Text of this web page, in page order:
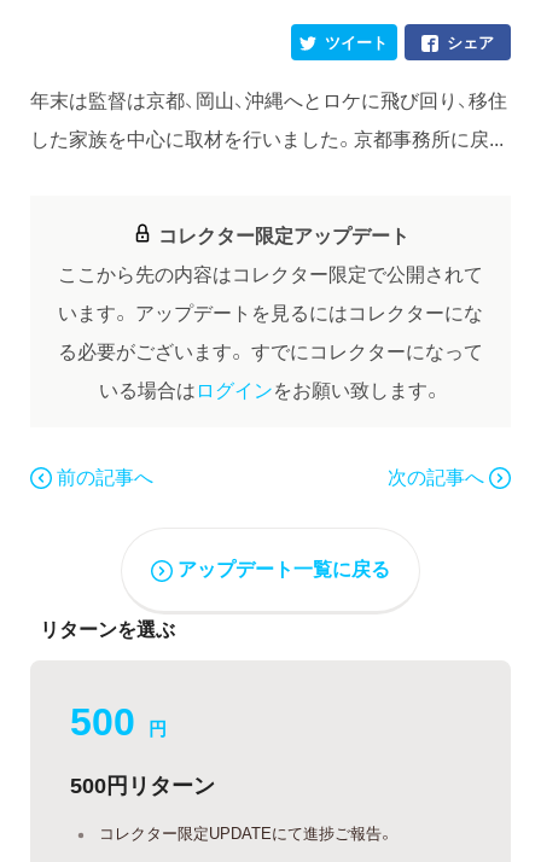
シェア
ツイート
年末は監督は京都、岡山、沖縄へとロケに飛び回り、移住
した家族を中心に取材を行いました。京都事務所に戻...
コレクター限定アップデート
ここから先の内容はコレクター限定で公開されて
います。 アップデートを見るにはコレクターにな
る必要がございます。 すでにコレクターになって
いる場合はログインをお願い致します。
前の記事へ 次の記事へ
アップデート一覧に戻る
リターンを選ぶ
500 円
500円リターン
コレクター限定UPDATEにて進捗ご報告。